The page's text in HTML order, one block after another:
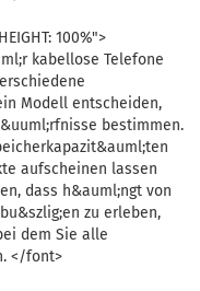
100%">
kabellose Telefone
Modell entscheiden,
bestimmen.
aufscheinen lassen
dass h&auml;ngt von
zu erleben,
dem Sie alle
</font>